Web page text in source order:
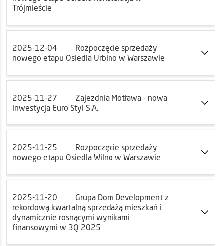
Trójmieście
2025-12-04
Rozpoczęcie sprzedaży
nowego etapu Osiedla Urbino w Warszawie
2025-11-27
Zajezdnia Motława - nowa
inwestycja Euro Styl S.A.
2025-11-25
Rozpoczęcie sprzedaży
nowego etapu Osiedla Wilno w Warszawie
2025-11-20
Grupa Dom Development z
rekordową kwartalną sprzedażą mieszkań i
dynamicznie rosnącymi wynikami
finansowymi w 3Q 2025